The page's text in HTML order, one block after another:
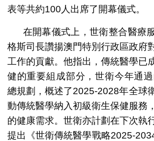
表等共約100人出席了開幕儀式。
在開幕儀式上，世衛整合醫療
格斯司長讚揚澳門特別行政區政府
工作的貢獻。他指出，傳統醫學已
健的重要組成部分，世衛今年通
總規劃，概述了2025-2028年全球
動傳統醫學納入初級衛生保健服務
的健康需求。世衛亦計劃在下次執
提出《世衛傳統醫學戰略2025-